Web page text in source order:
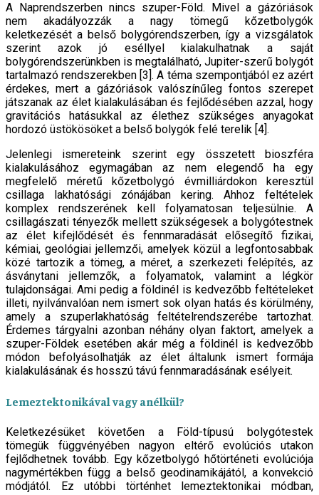
A Naprendszerben nincs szuper-Föld. Mivel a gázóriások
nem akadályozzák a nagy tömegű kőzetbolygók
keletkezését a belső bolygórendszerben, így a vizsgálatok
szerint azok jó eséllyel kialakulhatnak a saját
bolygórendszerünkben is megtalálható, Jupiter-szerű bolygót
tartalmazó rendszerekben [3]. A téma szempontjából ez azért
érdekes, mert a gázóriások valószínűleg fontos szerepet
játszanak az élet kialakulásában és fejlődésében azzal, hogy
gravitációs hatásukkal az élethez szükséges anyagokat
hordozó üstökösöket a belső bolygók felé terelik [4].
Jelenlegi ismereteink szerint egy összetett bioszféra
kialakulásához egymagában az nem elegendő ha egy
megfelelő méretű kőzetbolygó évmilliárdokon keresztül
csillaga lakhatósági zónájában kering. Ahhoz feltételek
komplex rendszerének kell folyamatosan teljesülnie. A
csillagászati tényezők mellett szükségesek a bolygótestnek
az élet kifejlődését és fennmaradását elősegítő fizikai,
kémiai, geológiai jellemzői, amelyek közül a legfontosabbak
közé tartozik a tömeg, a méret, a szerkezeti felépítés, az
ásványtani jellemzők, a folyamatok, valamint a légkör
tulajdonságai. Ami pedig a földinél is kedvezőbb feltételeket
illeti, nyilvánvalóan nem ismert sok olyan hatás és körülmény,
amely a szuperlakhatóság feltételrendszerébe tartozhat.
Érdemes tárgyalni azonban néhány olyan faktort, amelyek a
szuper-Földek esetében akár még a földinél is kedvezőbb
módon befolyásolhatják az élet általunk ismert formája
kialakulásának és hosszú távú fennmaradásának esélyeit.
Lemeztektonikával vagy anélkül?
Keletkezésüket követően a Föld-típusú bolygótestek
tömegük függvényében nagyon eltérő evolúciós utakon
fejlődhetnek tovább. Egy kőzetbolygó hőtörténeti evolúciója
nagymértékben függ a belső geodinamikájától, a konvekció
módjától. Ez utóbbi történhet lemeztektonikai módban,